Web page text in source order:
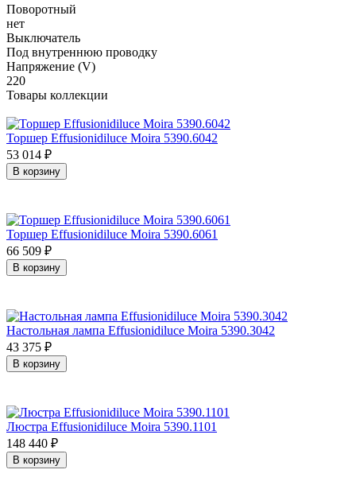
Поворотный
нет
Выключатель
Под внутреннюю проводку
Напряжение (V)
220
Товары коллекции
Торшер Effusionidiluce Moira 5390.6042
53 014 ₽
В корзину
Торшер Effusionidiluce Moira 5390.6061
66 509 ₽
В корзину
Настольная лампа Effusionidiluce Moira 5390.3042
43 375 ₽
В корзину
Люстра Effusionidiluce Moira 5390.1101
148 440 ₽
В корзину